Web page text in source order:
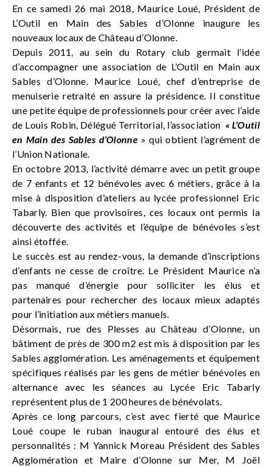
En ce samedi 26 mai 2018, Maurice Loué, Président de
L’Outil en Main des Sables d’Olonne inaugure les
nouveaux locaux de Château d’Olonne.
Depuis 2011, au sein du Rotary club germait l’idée
d’accompagner une association de L’Outil en Main aux
Sables d’Olonne. Maurice Loué, chef d’entreprise de
menuiserie retraité en assure la présidence. Il constitue
une petite équipe de professionnels pour créer avec l’aide
de Louis Robin, Délégué Territorial, l’association « L’Outil
en Main des Sables d’Olonne» qui obtient l’agrément de
l’Union Nationale.
En octobre 2013, l’activité démarre avec un petit groupe
de 7 enfants et 12 bénévoles avec 6 métiers, grâce à la
mise à disposition d’ateliers au lycée professionnel Eric
Tabarly. Bien que provisoires, ces locaux ont permis la
découverte des activités et l’équipe de bénévoles s’est
ainsi étoffée.
Le succès est au rendez-vous, la demande d’inscriptions
d’enfants ne cesse de croître. Le Président Maurice n’a
pas manqué d’énergie pour solliciter les élus et
partenaires pour rechercher des locaux mieux adaptés
pour l’initiation aux métiers manuels.
Désormais, rue des Plesses au Château d’Olonne, un
bâtiment de près de 300 m2 est mis à disposition par les
Sables agglomération. Les aménagements et équipement
spécifiques réalisés par les gens de métier bénévoles en
alternance avec les séances au Lycée Eric Tabarly
représentent plus de 1 200 heures de bénévolats.
Après ce long parcours, c’est avec fierté que Maurice
Loué coupe le ruban inaugural entouré des élus et
personnalités : M Yannick Moreau Président des Sables
Agglomération et Maire d’Olonne sur Mer, M Joël